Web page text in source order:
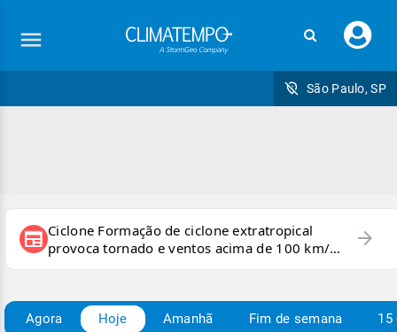
seu
São Paulo, SP
newspaper Ciclone Formação de ciclone extratropical
provoca tornado e ventos acima de 100 km/h
no RS
arrow_forward
Agora Hoje Amanhã Fim de semana 15